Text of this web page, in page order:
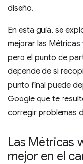
diseño.
En esta guía, se
mejorar las Métricas
pero el punto de
depende de si
punto final puede
Google que te
corregir problemas
Las Métricas
mejor en el